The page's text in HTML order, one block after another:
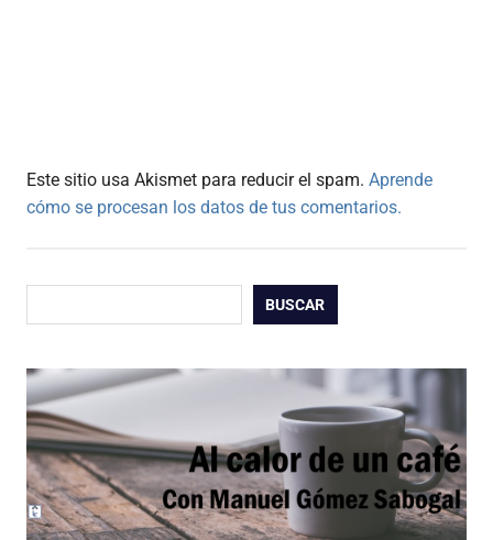
Este sitio usa Akismet para reducir el spam. Aprende
cómo se procesan los datos de tus comentarios.
BUSCAR